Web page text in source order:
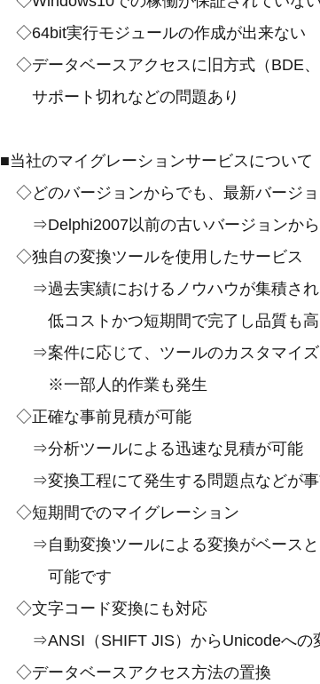
◇64bit実行モジュールの作成が出来ない
◇データベースアクセスに旧方式（BDE
サポート切れなどの問題あり
■当社のマイグレーションサービスについて
◇どのバージョンからでも、最新バージ
⇒Delphi2007以前の古いバージョンから
◇独自の変換ツールを使用したサービス
⇒過去実績におけるノウハウが集積され
低コストかつ短期間で完了し品質も高
⇒案件に応じて、ツールのカスタマイズ
※一部人的作業も発生
◇正確な事前見積が可能
⇒分析ツールによる迅速な見積が可能
⇒変換工程にて発生する問題点などが事
◇短期間でのマイグレーション
⇒自動変換ツールによる変換がベースと
可能です
◇文字コード変換にも対応
⇒ANSI（SHIFT JIS）からUnicodeへの
◇データベースアクセス方法の置換